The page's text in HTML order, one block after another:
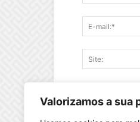
Valorizamos a sua
Salve